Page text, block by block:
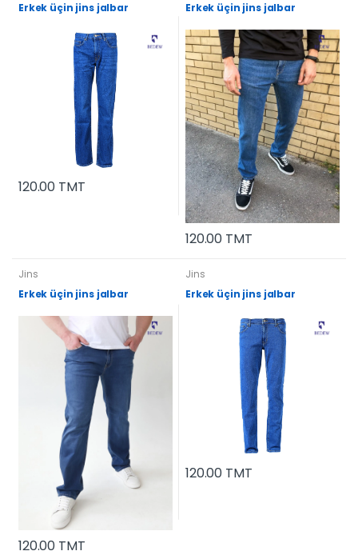
Erkek üçin jins jalbar
120.00 TMT
Erkek üçin jins jalbar
120.00 TMT
Jins
Erkek üçin jins jalbar
120.00 TMT
Jins
Erkek üçin jins jalbar
120.00 TMT